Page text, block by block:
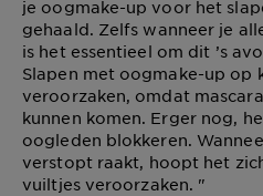
je oogmake-up voor het
gehaald. Zelfs wanneer je
is het essentieel om dit ’s
Slapen met oogmake-up op
veroorzaken, omdat
kunnen komen. Erger nog,
oogleden blokkeren.
verstopt raakt, hoopt het
vuiltjes veroorzaken. "